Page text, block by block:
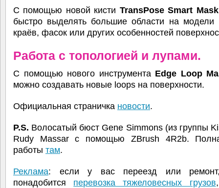
С помощью новой кисти TransPose Smart
быстро выделять большие области на модели
краёв, фасок или других особенностей
Работа с топологией и лупами.
С помощью нового инструмента Edge Loop
можно создавать новые loops на поверхности.
Официальная страничка новости.
P.S. Волосатый бюст Gene Simmons (из группы
Rudy Massar с помощью ZBrush 4R2b.
работы там.
Реклама: если у вас переезд или
понадобится перевозка тяжеловесных грузов